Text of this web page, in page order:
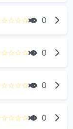
☆☆☆☆ 0
☆☆☆☆ 0
☆☆☆☆ 0
☆☆☆☆ 0